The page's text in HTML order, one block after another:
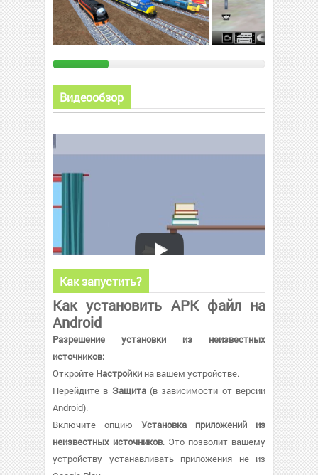
Видеообзор
Как запустить?
Как установить APK файл на
Android
Разрешение установки из неизвестных
источников:
Откройте Настройки на вашем устройстве.
Перейдите в Защита(в зависимости от версии
Android).
Включите опцию Установка приложений из
неизвестных источников. Это позволит вашему
устройству устанавливать приложения не из